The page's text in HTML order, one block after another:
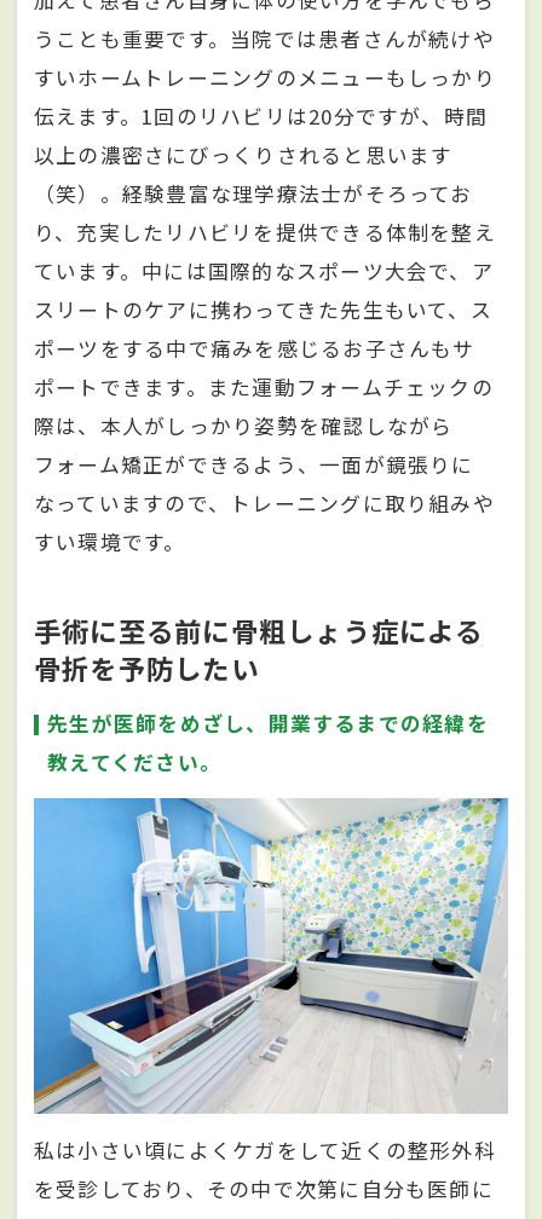
うことも重要です。当院では患者さんが続けや
すいホームトレーニングのメニューもしっかり
伝えます。1回のリハビリは20分ですが、時間
以上の濃密さにびっくりされると思います
（笑）。経験豊富な理学療法士がそろってお
り、充実したリハビリを提供できる体制を整え
ています。中には国際的なスポーツ大会で、ア
スリートのケアに携わってきた先生もいて、ス
ポーツをする中で痛みを感じるお子さんもサ
ポートできます。また運動フォームチェックの
際は、本人がしっかり姿勢を確認しながら
フォーム矯正ができるよう、一面が鏡張りに
なっていますので、トレーニングに取り組みや
すい環境です。
手術に至る前に骨粗しょう症による
骨折を予防したい
先生が医師をめざし、開業するまでの経緯を
教えてください。
私は小さい頃によくケガをして近くの整形外科
を受診しており、その中で次第に自分も医師に